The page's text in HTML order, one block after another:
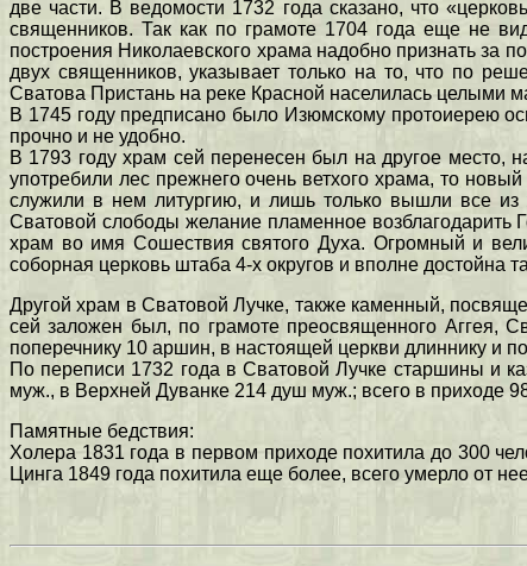
две части. В ведомости 1732 года сказано, что
священников. Так как по грамоте 1704 года еще не
построения Николаевского храма надобно признать за
двух священников, указывает только на то, что по
Сватова Пристань на реке Красной населилась целыми
В 1745 году предписано было Изюмскому протоиерею
прочно и не удобно.
В 1793 году храм сей перенесен был на другое место,
употребили лес прежнего очень ветхого храма, то
служили в нем литургию, и лишь только вышли все
Сватовой слободы желание пламенное возблагодарить
храм во имя Сошествия святого Духа. Огромный и
соборная церковь штаба 4-х округов и вполне достойна
Другой храм в Сватовой Лучке, также каменный,
сей заложен был, по грамоте преосвященного Аггея,
поперечнику 10 аршин, в настоящей церкви длиннику и
По переписи 1732 года в Сватовой Лучке старшины и
муж., в Верхней Дуванке 214 душ муж.; всего в приходе
Памятные бедствия:
Холера 1831 года в первом приходе похитила до 300
Цинга 1849 года похитила еще более, всего умерло от